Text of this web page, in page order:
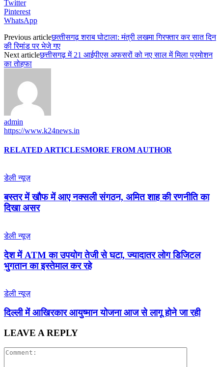
Twitter
Pinterest
WhatsApp
Previous articleछत्‍तीसगढ़ शराब घोटाला: मंत्री लखमा गिरफ्तार कर सात दिन
की रिमांड पर भेजे गए
Next articleछत्तीसगढ़ में 21 आईपीएस अफसरों को नए साल में मिला प्रमोशन
का तोहफा
admin
https://www.k24news.in
RELATED ARTICLESMORE FROM AUTHOR
डेली न्यूज़
बस्तर में खौफ में आए नक्सली संगठन, अमित शाह की रणनीति का
दिखा असर
डेली न्यूज़
देश में ATM का उपयोग तेजी से घटा, ज्यादातर लोग डिजिटल
भुगतान का इस्तेमाल कर रहे
डेली न्यूज़
द‍िल्‍ली में आख‍िरकार आयुष्‍मान योजना आज से लागू होने जा रही
LEAVE A REPLY